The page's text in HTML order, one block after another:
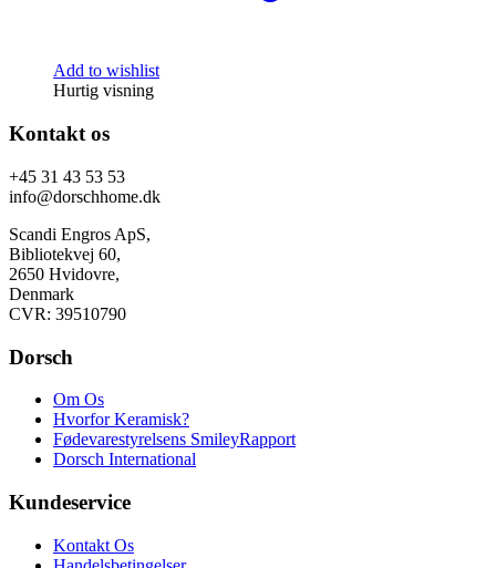
Add to wishlist
Hurtig visning
Kontakt os
+45 31 43 53 53
info@dorschhome.dk
Scandi Engros ApS,
Bibliotekvej 60,
2650 Hvidovre,
Denmark
CVR: 39510790
Dorsch
Om Os
Hvorfor Keramisk?
Fødevarestyrelsens SmileyRapport
Dorsch International
Kundeservice
Kontakt Os